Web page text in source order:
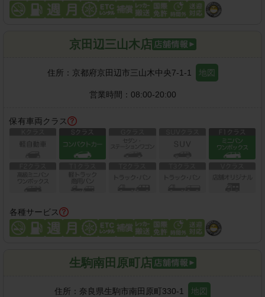
京田辺三山木店
住所： 京都府京田辺市三山木中央7-1-1 地図
営業時間： 08:00-20:00
保有車両クラス
各種サービス
生駒南田原町店
住所： 奈良県生駒市南田原町330-1 地図